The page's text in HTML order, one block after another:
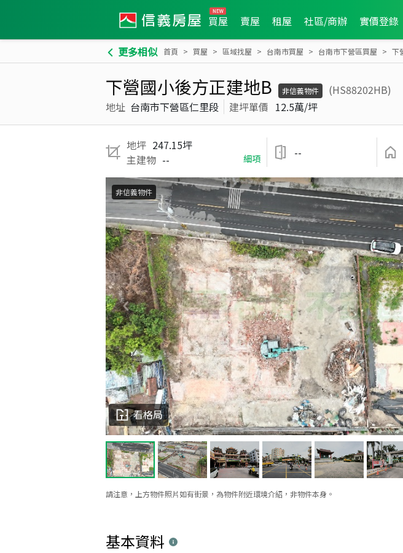
買屋 賣屋 租屋 社區/商辦 實價登錄
更多相似 首頁 買屋 區域找屋 台南市買屋 台南市下營區買屋 下
下營國小後方正建地B 非信義物件
(HS88202HB)
地址 台南市下營區仁里段 建坪單價 12.5萬/坪
地坪 247.15坪
主建物 -- 細項 --
請注意，上方物件照片如有街景，為物件附近環境介紹，非物件本身。
看格局
非信義物件
基本資料